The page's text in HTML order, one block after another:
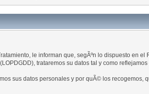
le informan que, segÃºn lo dispuesto en
trataremos su datos tal y como
sus datos personales y por quÃ© los